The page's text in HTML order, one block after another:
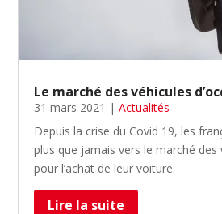
Le marché des véhicules
31 mars 2021 |Actualités
Depuis la crise du Covid 19, les
plus que jamais vers le marché des
pour l’achat de leur voiture.
Lire la suite